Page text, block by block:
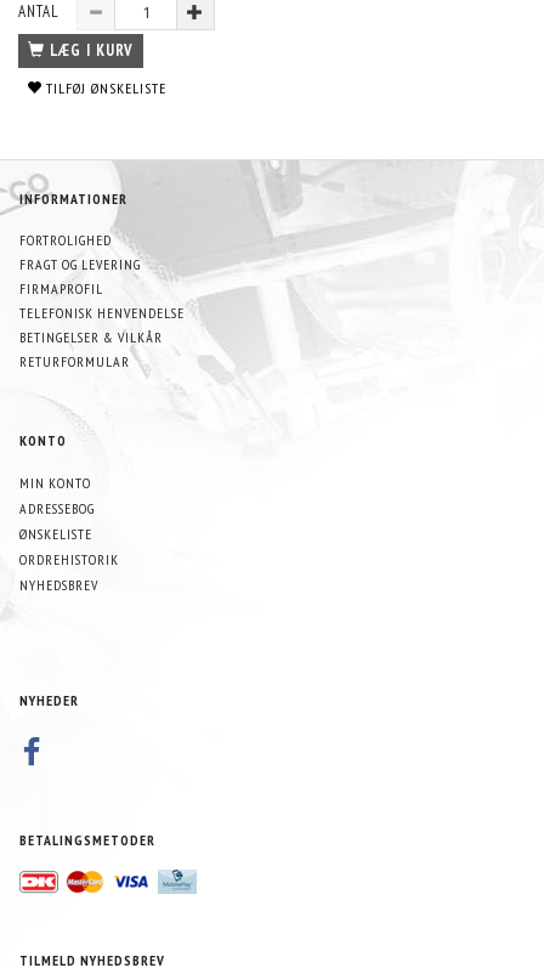
ANTAL
LÆG I KURV
TILFØJ ØNSKELISTE
INFORMATIONER
FORTROLIGHED
FRAGT OG LEVERING
FIRMAPROFIL
TELEFONISK HENVENDELSE
BETINGELSER & VILKÅR
RETURFORMULAR
KONTO
MIN KONTO
ADRESSEBOG
ØNSKELISTE
ORDREHISTORIK
NYHEDSBREV
NYHEDER
BETALINGSMETODER
TILMELD NYHEDSBREV